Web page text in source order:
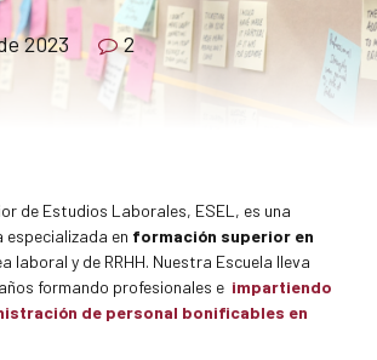
2023 2
de Estudios Laborales, ESEL, es una
en formación superior en
laboral y de RRHH. Nuestra Escuela lleva
formando profesionales e impartiendo
de personal bonificables en